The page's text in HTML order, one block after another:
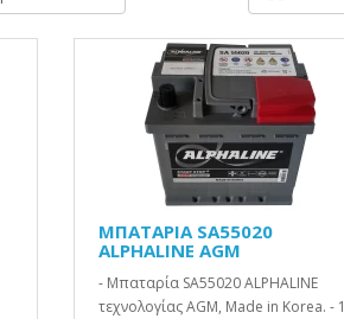
ΜΠΑΤΑΡΙΑ SA55020
ALPHALINE AGM
- Μπαταρία SA55020 ALPHALINE
τεχνολογίας AGM, Made in Korea. - 1